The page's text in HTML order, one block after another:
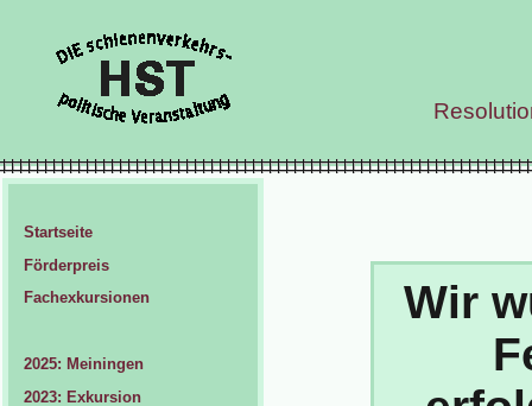
Wir
Startseite
Förderpreis
Fachexkursionen
2025: Meiningen
2023: Exkursion